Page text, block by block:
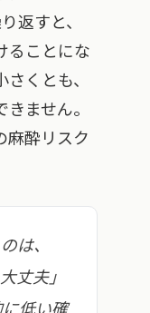
返すと、
ることにな
くとも、
ません。
麻酔リスク
は、
丈夫」
低い確